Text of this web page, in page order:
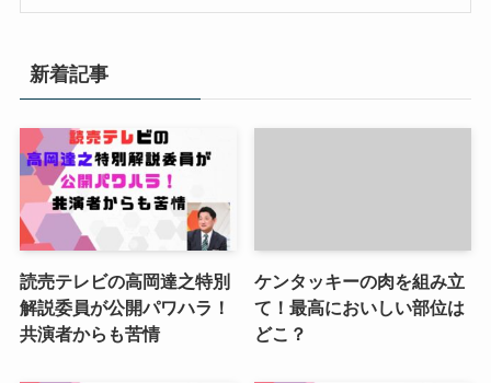
新着記事
読売テレビの高岡達之特別
解説委員が公開パワハラ！
共演者からも苦情
ケンタッキーの肉を組み立
て！最高においしい部位は
どこ？